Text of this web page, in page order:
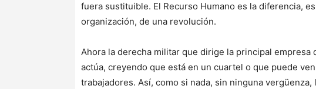
fuera sustituible. El Recurso Humano es la diferencia,
organización, de una revolución.
Ahora la derecha militar que dirige la principal
actúa, creyendo que está en un cuartel o que puede
trabajadores. Así, como si nada, sin ninguna